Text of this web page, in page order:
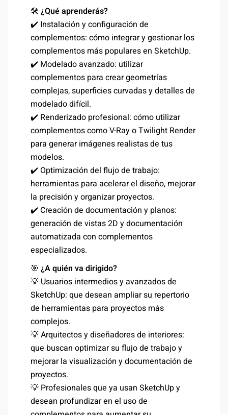
🛠️ ¿Qué aprenderás?
✔️ Instalación y configuración de
complementos: cómo integrar y gestionar los
complementos más populares en SketchUp.
✔️ Modelado avanzado: utilizar
complementos para crear geometrías
complejas, superficies curvadas y detalles de
modelado difícil.
✔️ Renderizado profesional: cómo utilizar
complementos como V-Ray o Twilight Render
para generar imágenes realistas de tus
modelos.
✔️ Optimización del flujo de trabajo:
herramientas para acelerar el diseño, mejorar
la precisión y organizar proyectos.
✔️ Creación de documentación y planos:
generación de vistas 2D y documentación
automatizada con complementos
especializados.
🎯 ¿A quién va dirigido?
💡 Usuarios intermedios y avanzados de
SketchUp: que desean ampliar su repertorio
de herramientas para proyectos más
complejos.
💡 Arquitectos y diseñadores de interiores:
que buscan optimizar su flujo de trabajo y
mejorar la visualización y documentación de
proyectos.
💡 Profesionales que ya usan SketchUp y
desean profundizar en el uso de